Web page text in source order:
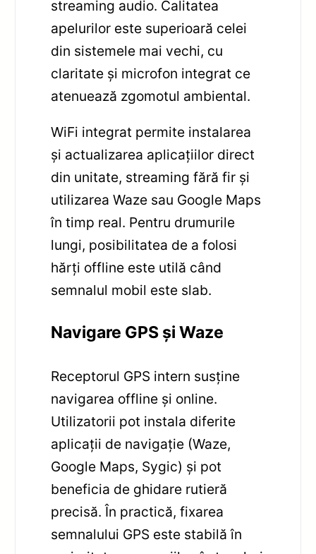
streaming audio. Calitatea
apelurilor este superioară celei
din sistemele mai vechi, cu
claritate și microfon integrat ce
atenuează zgomotul ambiental.
WiFi integrat permite instalarea
și actualizarea aplicațiilor direct
din unitate, streaming fără fir și
utilizarea Waze sau Google Maps
în timp real. Pentru drumurile
lungi, posibilitatea de a folosi
hărți offline este utilă când
semnalul mobil este slab.
Navigare GPS și Waze
Receptorul GPS intern susține
navigarea offline și online.
Utilizatorii pot instala diferite
aplicații de navigație (Waze,
Google Maps, Sygic) și pot
beneficia de ghidare rutieră
precisă. În practică, fixarea
semnalului GPS este stabilă în